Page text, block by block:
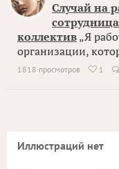
Случай на
коллектив „Я
организации,
1818 просмотров  1
Иллюстраций нет